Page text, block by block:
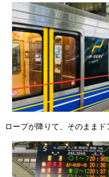
ロープが降りて、そのまま